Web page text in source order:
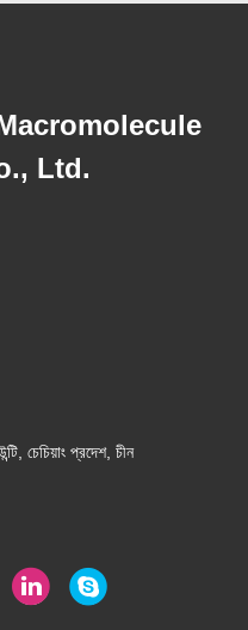
Ltd.
চেচিয়াং প্রদেশ, চীন